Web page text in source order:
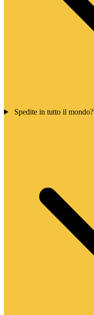
Spedite in tutto il mondo?